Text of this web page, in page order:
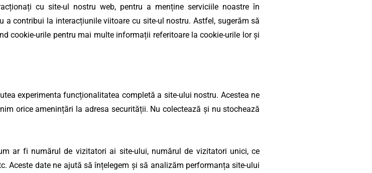
cu site-ul nostru web, pentru a menține serviciile noastre în
a contribui la interacțiunile viitoare cu site-ul nostru. Astfel, sugerăm să
cookie-urile pentru mai multe informații referitoare la cookie-urile lor și
experimenta funcționalitatea completă a site-ului nostru. Acestea ne
orice amenințări la adresa securității. Nu colectează și nu stochează
ar fi numărul de vizitatori ai site-ului, numărul de vizitatori unici, ce
Aceste date ne ajută să înțelegem și să analizăm performanța site-ului